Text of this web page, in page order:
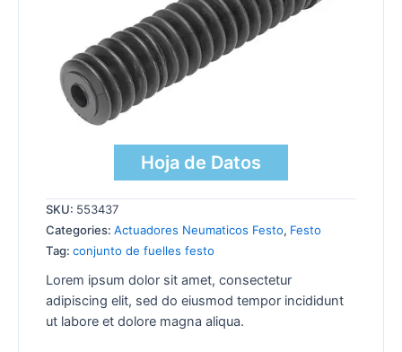
Hoja de Datos
SKU: 553437
Categories: Actuadores Neumaticos Festo, Festo
Tag: conjunto de fuelles festo
Lorem ipsum dolor sit amet, consectetur
adipiscing elit, sed do eiusmod tempor incididunt
ut labore et dolore magna aliqua.